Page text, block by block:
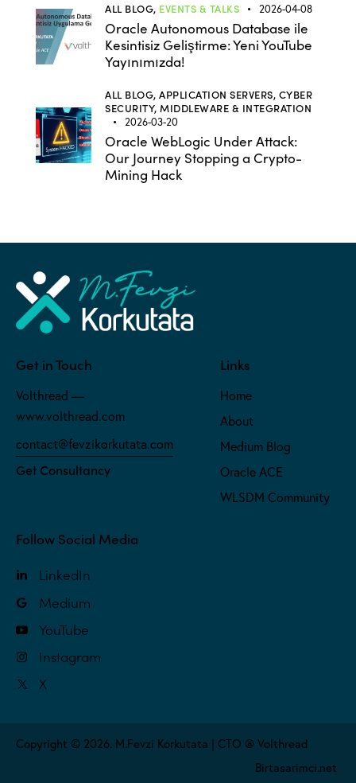
ALL BLOG, EVENTS & TALKS 2026-04-08
Oracle Autonomous Database ile
Kesintisiz Geliştirme: Yeni YouTube
Yayınımızda!
ALL BLOG, APPLICATION SERVERS, CYBER
SECURITY, MIDDLEWARE & INTEGRATION
2026-03-20
Oracle WebLogic Under Attack:
Our Journey Stopping a Crypto-
Mining Hack
Get in Touch
Volthread —
www.volthread.com
contact@fevzikorkutata.com
Get Consultancy
Links
Home
About
Medium Blog
Oracle ACE
WLSDM Community
Follow Social Media
LinkedIn
Medium
YouTube
Instagram
X
Copyright © 2026. M.Fevzi Korkutata | CTO @ Volthread
Birtasarimci.net